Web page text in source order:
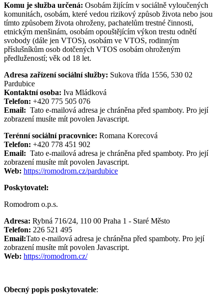
Komu je služba určená: Osobám žijícím v sociálně vyloučených
komunitách, osobám, které vedou rizikový způsob života nebo jsou
tímto způsobem života ohroženy, pachatelům trestné činnosti,
etnickým menšinám, osobám opouštějícím výkon trestu odnětí
svobody (dále jen VTOS), osobám ve VTOS, rodinným
příslušníkům osob dotčených VTOS osobám ohroženým
předlužeností; věk od 18 let.
Adresa zařízení sociální služby: Sukova třída 1556, 530 02
Pardubice
Kontaktní osoba: Iva Mládková
Telefon: +420 775 505 076
Email: Tato e-mailová adresa je chráněna před spamboty. Pro její
zobrazení musíte mít povolen Javascript.
Terénní sociální pracovnice: Romana Korecová
Telefon: +420 778 451 902
Email: Tato e-mailová adresa je chráněna před spamboty. Pro její
zobrazení musíte mít povolen Javascript.
Web: https://romodrom.cz/pardubice
Poskytovatel:
Romodrom o.p.s.
Adresa: Rybná 716/24, 110 00 Praha 1 - Staré Město
Telefon: 226 521 495
Email:Tato e-mailová adresa je chráněna před spamboty. Pro její
zobrazení musíte mít povolen Javascript.
Web: https://romodrom.cz/
Obecný popis poskytovatele: